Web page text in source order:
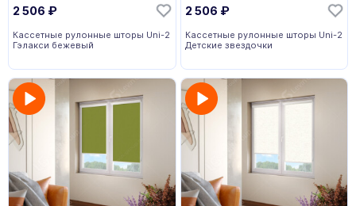
2 506 ₽
Кассетные рулонные шторы Uni-2
Гэлакси бежевый
2 506 ₽
Кассетные рулонные шторы Uni-2
Детские звездочки